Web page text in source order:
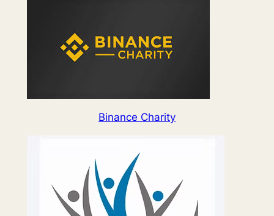
Binance Charity